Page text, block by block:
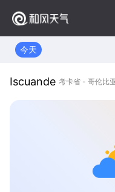
今天
Iscuande 考卡省 - 哥伦比